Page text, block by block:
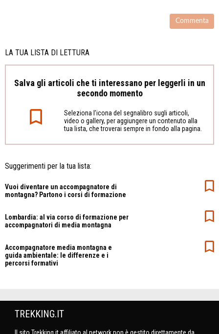
LA TUA LISTA DI LETTURA
Salva gli articoli che ti interessano per leggerli in un
secondo momento
Seleziona l’icona del segnalibro sugli articoli,
video o gallery, per aggiungere un contenuto alla
tua lista, che troverai sempre in fondo alla pagina.
Suggerimenti per la tua lista:
Vuoi diventare un accompagnatore di
montagna? Partono i corsi di formazione
Lombardia: al via corso di formazione per
accompagnatori di media montagna
Accompagnatore media montagna e
guida ambientale: le differenze e i
percorsi formativi
TREKKING.IT